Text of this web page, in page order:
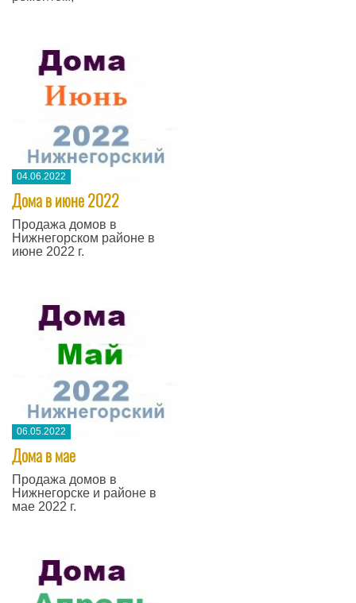
04.06.2022
Дома в июне 2022
Продажа домов в
Нижнегорском районе в
июне 2022 г.
06.05.2022
Дома в мае
Продажа домов в
Нижнегорске и районе в
мае 2022 г.